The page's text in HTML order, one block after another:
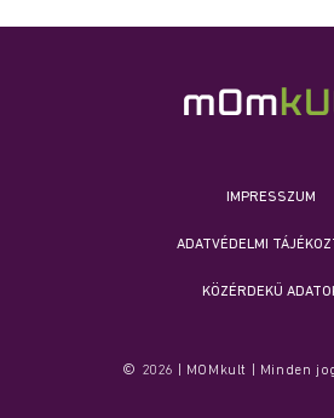
IMPRESSZUM
ADATVÉDELMI
KÖZÉRDEKŰ
© 2026 | MOMkult | Minden